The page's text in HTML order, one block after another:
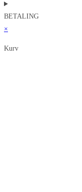
BETALING
×
Kurv